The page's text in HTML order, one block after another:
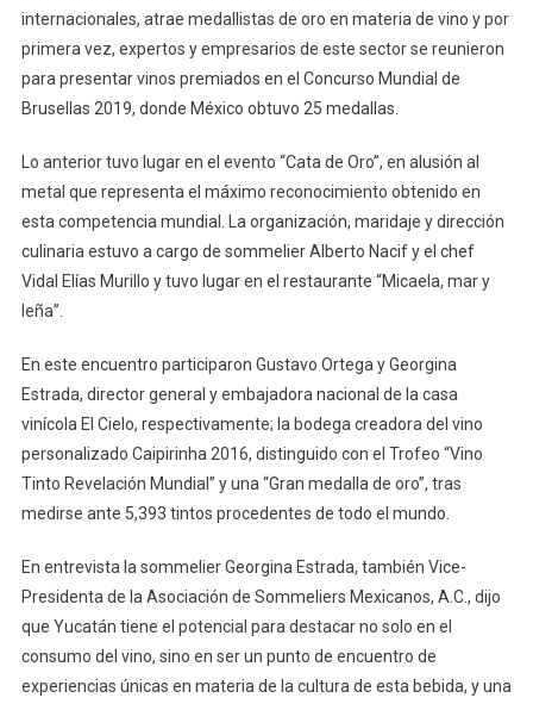
internacionales, atrae medallistas de oro en materia de vino y por
primera vez, expertos y empresarios de este sector se reunieron
para presentar vinos premiados en el Concurso Mundial de
Brusellas 2019, donde México obtuvo 25 medallas.
Lo anterior tuvo lugar en el evento “Cata de Oro”, en alusión al
metal que representa el máximo reconocimiento obtenido en
esta competencia mundial. La organización, maridaje y dirección
culinaria estuvo a cargo de sommelier Alberto Nacif y el chef
Vidal Elías Murillo y tuvo lugar en el restaurante “Micaela, mar y
leña”.
En este encuentro participaron Gustavo Ortega y Georgina
Estrada, director general y embajadora nacional de la casa
vinícola El Cielo, respectivamente; la bodega creadora del vino
personalizado Caipirinha 2016, distinguido con el Trofeo “Vino
Tinto Revelación Mundial” y una “Gran medalla de oro”, tras
medirse ante 5,393 tintos procedentes de todo el mundo.
En entrevista la sommelier Georgina Estrada, también Vice-
Presidenta de la Asociación de Sommeliers Mexicanos, A.C., dijo
que Yucatán tiene el potencial para destacar no solo en el
consumo del vino, sino en ser un punto de encuentro de
experiencias únicas en materia de la cultura de esta bebida, y una